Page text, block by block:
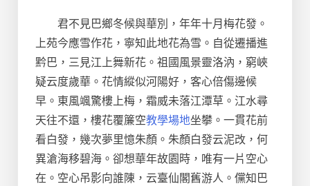
君不見巴鄉冬候與華別，年年十月梅花發。
上苑今應雪作花，寧知此地花為雪。自從遷播進
黔巴，三見江上舞新花。祖國風景靈洛汭，窮峽
疑云度歲華。花情縱似河陽好，客心倍傷邊候
早。東風颯驚樓上梅，霜威未落江潭草。江水尋
天往不還，樓花覆簾空教學場地坐攀。一貫花前
看白發，幾次夢里憶朱顏。朱顏白發云泥改，何
異滄海移碧海。卻想華年故園時，唯有一片空心
在。空心吊影向誰陳，云臺仙閣舊游人。儻知巴